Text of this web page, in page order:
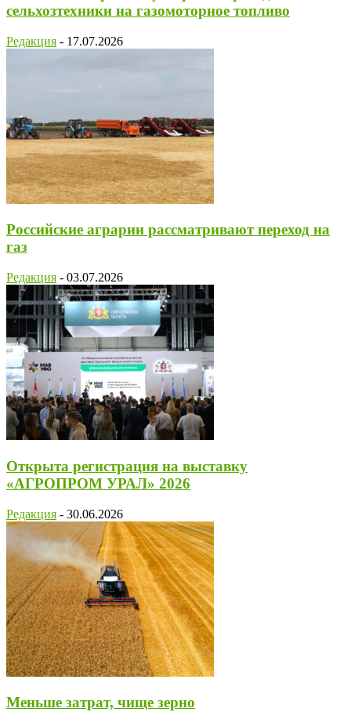
сельхозтехники на газомоторное топливо
Редакция - 17.07.2026
Российские аграрии рассматривают переход на
газ
Редакция - 03.07.2026
Открыта регистрация на выставку
«АГРОПРОМ УРАЛ» 2026
Редакция - 30.06.2026
Меньше затрат, чище зерно